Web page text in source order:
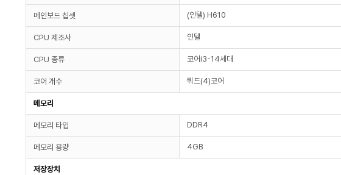
메인보드 칩셋 (인텔) H610
CPU 제조사 인텔
CPU 종류 코어i3-14세대
코어 개수 쿼드(4)코어
메모리
메모리 타입 DDR4
메모리 용량 4GB
저장장치